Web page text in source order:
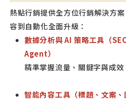
熱點行銷提供全方位行銷解決方
容到自動化全面升級：
數據分析與 AI 策略工具（
Agent）
精準掌握流量、關鍵字與成效
智能內容工具（標題、文案、